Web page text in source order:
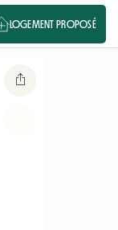
LOGEMENT PROPOSÉ